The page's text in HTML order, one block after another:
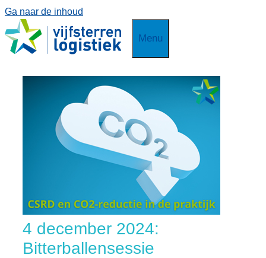
Ga naar de inhoud
Menu
4 december 2024:
Bitterballensessie